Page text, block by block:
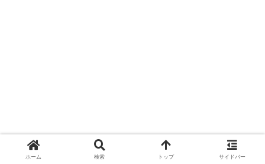
ホーム 検索 トップ サイドバー